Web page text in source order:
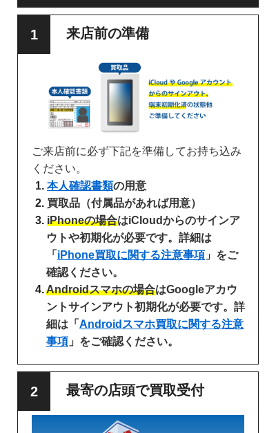
来店前の準備
ご来店前に必ず下記を準備してお持ち込み
ください。
本人確認書類の用意
買取品（付属品があれば用意）
iPhoneの場合はiCloudからのサインア
ウトや初期化が必要です。詳細は
「 iPhone買取に関する注意事項 」をご
確認ください。
Androidスマホの場合はGoogleアカウ
ントサインアウト初期化が必要です。詳
細は「 Androidスマホ買取に関する注意
事項 」をご確認ください。
最寄の店頭で買取受付